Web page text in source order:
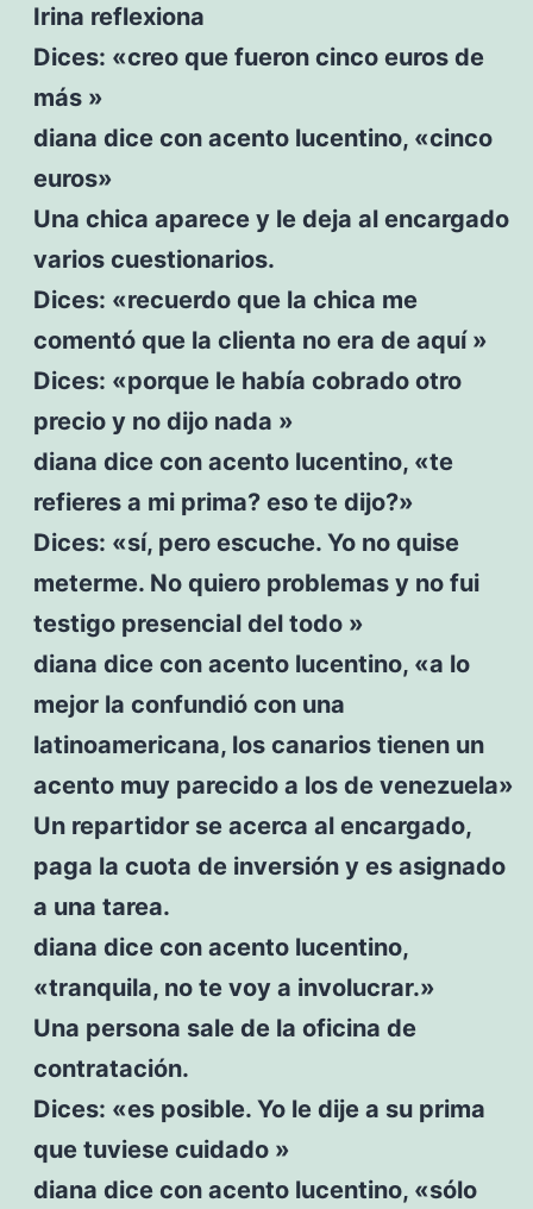
Irina reflexiona
Dices: «creo que fueron cinco euros de
más »
diana dice con acento lucentino, «cinco
euros»
Una chica aparece y le deja al encargado
varios cuestionarios.
Dices: «recuerdo que la chica me
comentó que la clienta no era de aquí »
Dices: «porque le había cobrado otro
precio y no dijo nada »
diana dice con acento lucentino, «te
refieres a mi prima? eso te dijo?»
Dices: «sí, pero escuche. Yo no quise
meterme. No quiero problemas y no fui
testigo presencial del todo »
diana dice con acento lucentino, «a lo
mejor la confundió con una
latinoamericana, los canarios tienen un
acento muy parecido a los de venezuela»
Un repartidor se acerca al encargado,
paga la cuota de inversión y es asignado
a una tarea.
diana dice con acento lucentino,
«tranquila, no te voy a involucrar.»
Una persona sale de la oficina de
contratación.
Dices: «es posible. Yo le dije a su prima
que tuviese cuidado »
diana dice con acento lucentino, «sólo